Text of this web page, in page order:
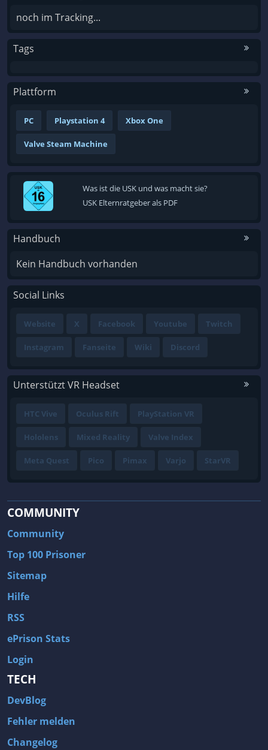
noch im Tracking...
Tags
Plattform
PC Playstation 4 Xbox One
Valve Steam Machine
Was ist die USK und was macht sie?
USK Elternratgeber als PDF
Handbuch
Kein Handbuch vorhanden
Social Links
Website X Facebook Youtube Twitch
Instagram Fanseite Wiki Discord
Unterstützt VR Headset
HTC Vive Oculus Rift PlayStation VR
Hololens Mixed Reality Valve Index
Meta Quest Pico Pimax Varjo StarVR
COMMUNITY
Community
Top 100 Prisoner
Sitemap
Hilfe
RSS
ePrison Stats
Login
TECH
DevBlog
Fehler melden
Changelog